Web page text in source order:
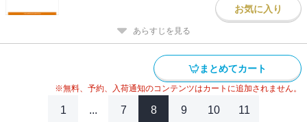
お気に入り
あらすじを見る
まとめてカート
※無料、予約、入荷通知のコンテンツはカートに追加されません。
1 ... 7 8 9 10 11